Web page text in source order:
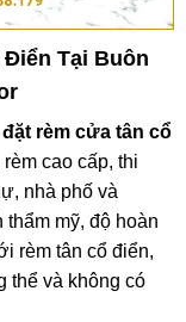
Tại Buôn
rèm cửa tân cổ
cao cấp, thi
nhà phố và
thẩm mỹ, độ hoàn
rèm tân cổ điển,
thể và không có